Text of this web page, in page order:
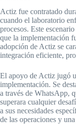
Actiz fue contratado
cuando el laboratorio
procesos. Este
que la implementación
adopción de Actiz se
integración eficiente,
El apoyo de Actiz jugó
implementación. Se
a través de WhatsApp,
superara cualquier
a sus necesidades
de las operaciones y